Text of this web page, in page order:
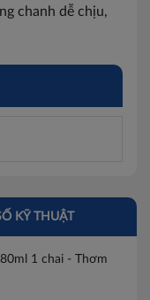
chanh dễ chịu,
KỸ THUẬT
1 chai - Thơm